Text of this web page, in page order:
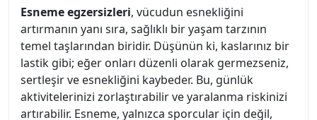
Esneme egzersizleri, vücudun esnekliğini
artırmanın yanı sıra, sağlıklı bir yaşam tarzının
temel taşlarından biridir. Düşünün ki, kaslarınız bir
lastik gibi; eğer onları düzenli olarak germezseniz,
sertleşir ve esnekliğini kaybeder. Bu, günlük
aktivitelerinizi zorlaştırabilir ve yaralanma riskinizi
artırabilir. Esneme, yalnızca sporcular için değil,